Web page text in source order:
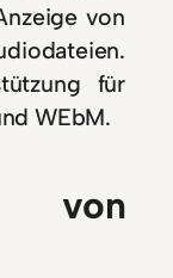
von
für
WEbM.
von